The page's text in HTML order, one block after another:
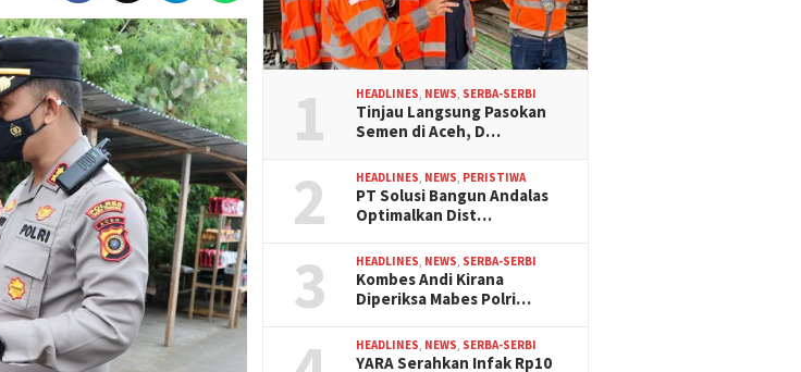
1 HEADLINES NEWS SERBA-SERBI
Tinjau Langsung Pasokan
Semen di Aceh, D…
2 HEADLINES NEWS PERISTIWA
PT Solusi Bangun Andalas
Optimalkan Dist…
3 HEADLINES NEWS SERBA-SERBI
Kombes Andi Kirana
Diperiksa Mabes Polri…
HEADLINES NEWS SERBA-SERBI
YARA Serahkan Infak Rp10